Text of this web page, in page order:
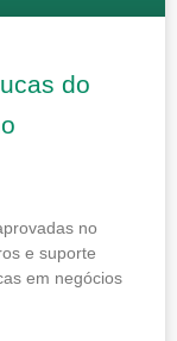
do
no
e suporte
em negócios